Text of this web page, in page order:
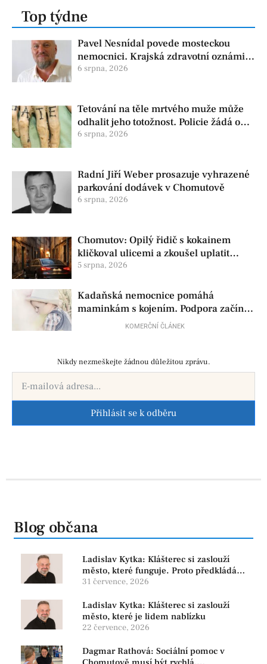
Top týdne
Pavel Nesnídal povede mosteckou
nemocnici. Krajská zdravotní oznámila
změnu ve vedení
6 srpna, 2026
Tetování na těle mrtvého muže může
odhalit jeho totožnost. Policie žádá o
pomoc
6 srpna, 2026
Radní Jiří Weber prosazuje vyhrazené
parkování dodávek v Chomutově
6 srpna, 2026
Chomutov: Opilý řidič s kokainem
kličkoval ulicemi a zkoušel uplatit
policisty
5 srpna, 2026
Kadaňská nemocnice pomáhá
maminkám s kojením. Podpora začíná
už před porodemKOMERČNÍ ČLÁNEK
Nikdy nezmeškejte žádnou důležitou zprávu.
Přihlásit se k odběru
Blog občana
Ladislav Kytka: Klášterec si zaslouží
město, které funguje. Proto předkládáme
program, který řeší skutečné problémy
31 července, 2026
Ladislav Kytka: Klášterec si zaslouží
město, které je lidem nablízku
22 července, 2026
Dagmar Rathová: Sociální pomoc v